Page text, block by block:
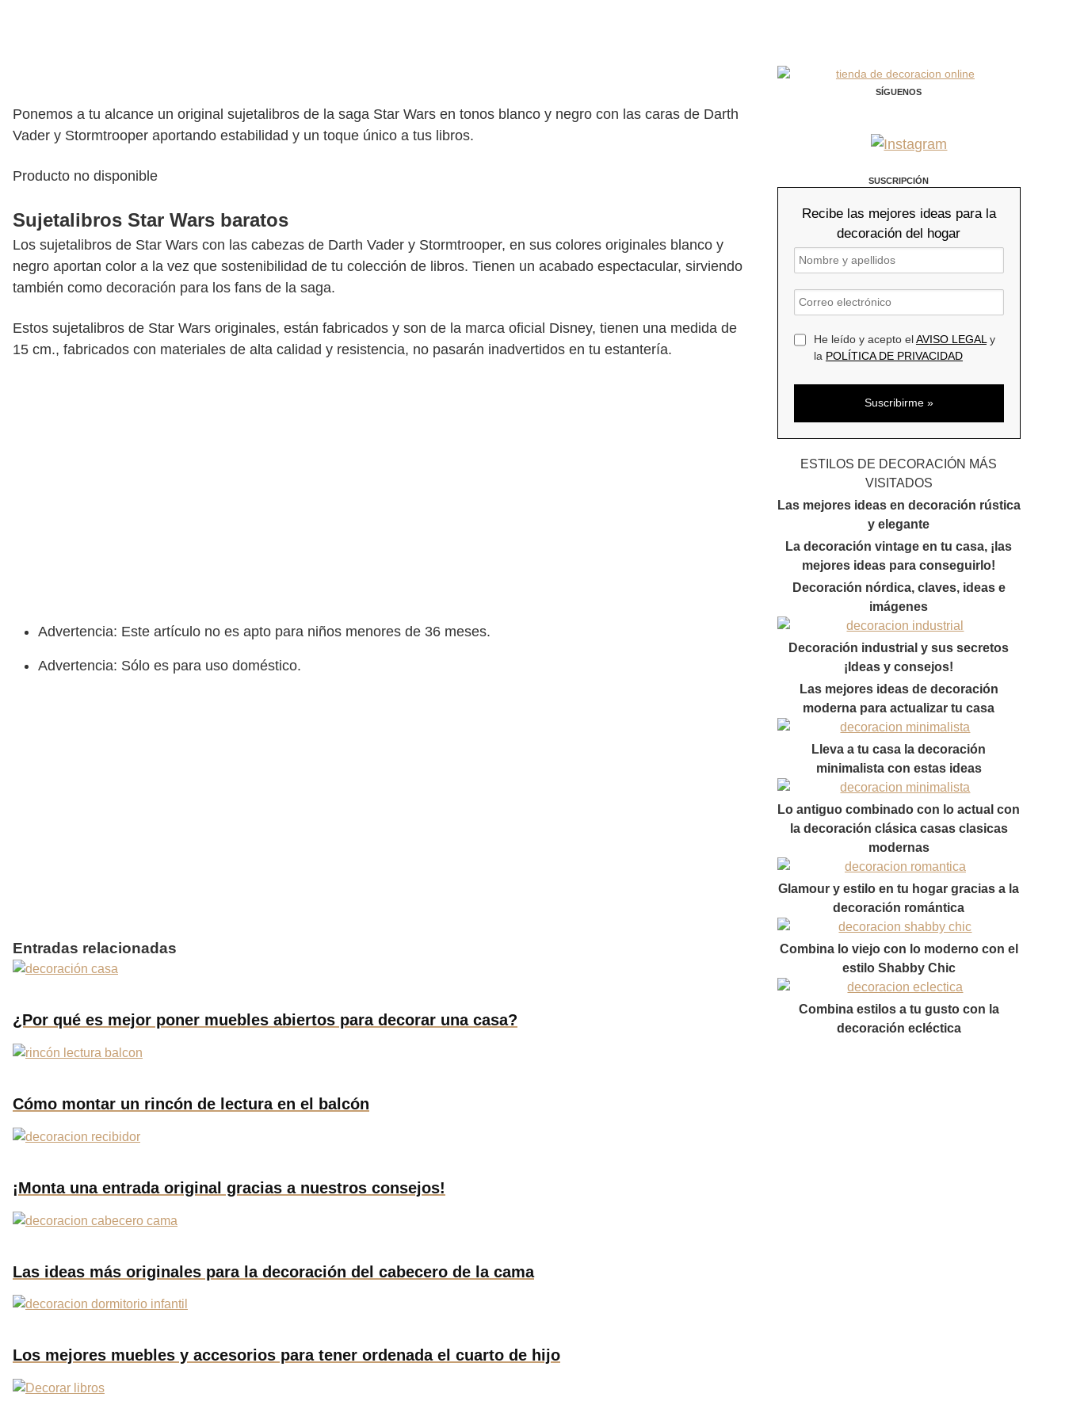
Ponemos a tu alcance un original sujetalibros de la saga Star Wars en tonos blanco y negro con las caras de Darth
Vader y Stormtrooper aportando estabilidad y un toque único a tus libros.
Producto no disponible
Sujetalibros Star Wars baratos
Los sujetalibros de Star Wars con las cabezas de Darth Vader y Stormtrooper, en sus colores originales blanco y
negro aportan color a la vez que sostenibilidad de tu colección de libros. Tienen un acabado espectacular, sirviendo
también como decoración para los fans de la saga.
Estos sujetalibros de Star Wars originales, están fabricados y son de la marca oficial Disney, tienen una medida de
15 cm., fabricados con materiales de alta calidad y resistencia, no pasarán inadvertidos en tu estantería.
Advertencia: Este artículo no es apto para niños menores de 36 meses.
Advertencia: Sólo es para uso doméstico.
Entradas relacionadas
¿Por qué es mejor poner muebles abiertos para decorar una casa?
Cómo montar un rincón de lectura en el balcón
¡Monta una entrada original gracias a nuestros consejos!
Las ideas más originales para la decoración del cabecero de la cama
Los mejores muebles y accesorios para tener ordenada el cuarto de hijo
SÍGUENOS
SUSCRIPCIÓN
Recibe las mejores ideas para la
decoración del hogar
He leído y acepto elAVISO LEGAL y
la POLÍTICA DE PRIVACIDAD
ESTILOS DE DECORACIÓN MÁS
VISITADOS
Las mejores ideas en decoración rústica
y elegante
La decoración vintage en tu casa, ¡las
mejores ideas para conseguirlo!
Decoración nórdica, claves, ideas e
imágenes
Decoración industrial y sus secretos
¡Ideas y consejos!
Las mejores ideas de decoración
moderna para actualizar tu casa
Lleva a tu casa la decoración
minimalista con estas ideas
Lo antiguo combinado con lo actual con
la decoración clásica casas clasicas
modernas
Glamour y estilo en tu hogar gracias a la
decoración romántica
Combina lo viejo con lo moderno con el
estilo Shabby Chic
Combina estilos a tu gusto con la
decoración ecléctica